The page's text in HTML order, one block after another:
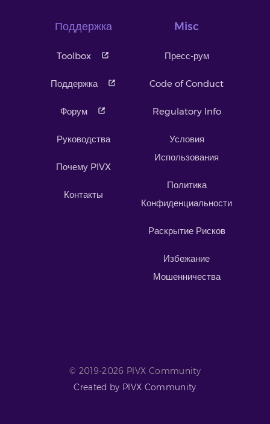
Поддержка
Toolbox
Поддержка
Форум
Руководства
Почему PIVX
Контакты
Misc
Пресс-рум
Code of Conduct
Regulatory Info
Условия
Использования
Политика
Конфиденциальности
Раскрытие Рисков
Избежание
Мошенничества
© 2019-2026 PIVX Community
Created by PIVX Community